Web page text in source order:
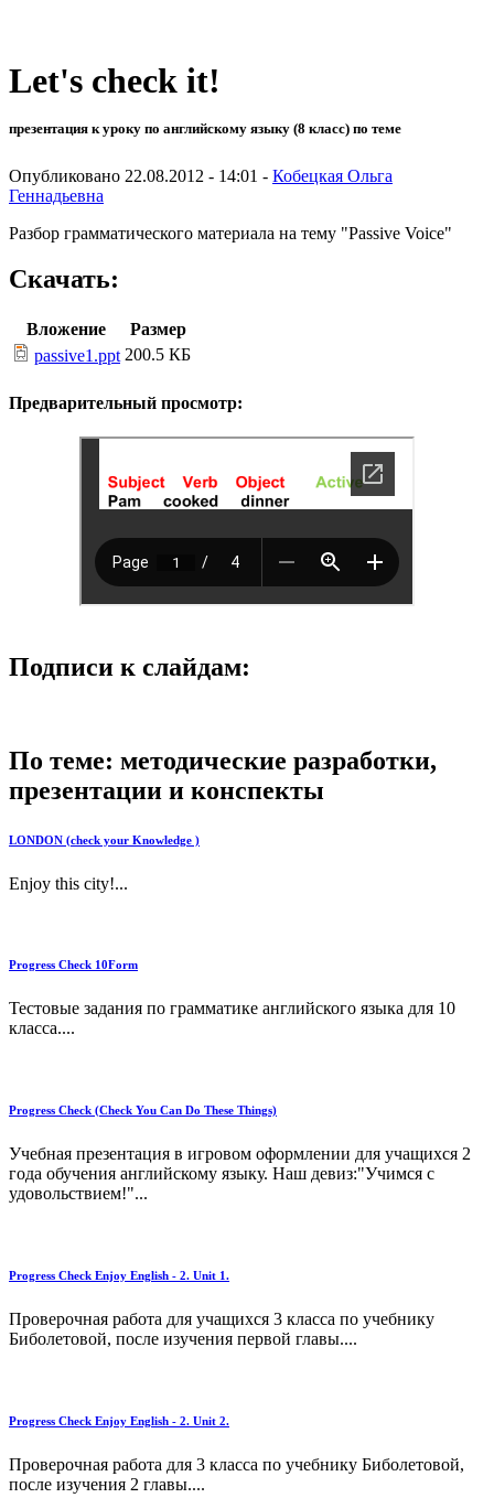
Let's check it!
презентация к уроку по английскому языку (8 класс) по теме
Опубликовано 22.08.2012 - 14:01 - Кобецкая Ольга
Геннадьевна
Разбор грамматического материала на тему "Passive Voice"
Скачать:
Вложение
Размер
passive1.ppt 200.5 КБ
Предварительный просмотр:
Подписи к слайдам:
По теме: методические разработки,
презентации и конспекты
LONDON (check your Knowledge )
Enjoy this city!...
Progress Check 10Form
Тестовые задания по грамматике английского языка для 10
класса....
Progress Check (Check You Can Do These Things)
Учебная презентация в игровом оформлении для учащихся 2
года обучения английскому языку. Наш девиз:"Учимся с
удовольствием!"...
Progress Check Enjoy English - 2. Unit 1.
Проверочная работа для учащихся 3 класса по учебнику
Биболетовой, после изучения первой главы....
Progress Check Enjoy English - 2. Unit 2.
Проверочная работа для 3 класса по учебнику Биболетовой,
после изучения 2 главы....